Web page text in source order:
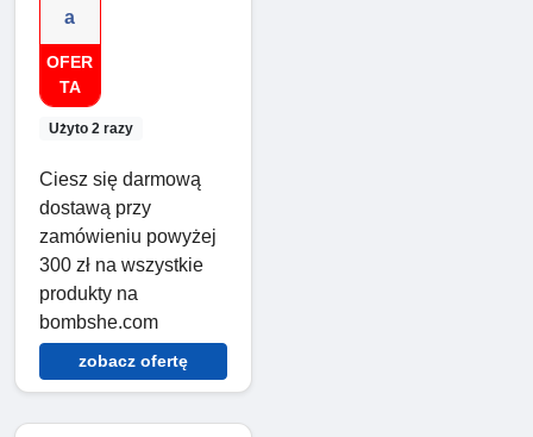
a
OFER
TA
Użyto 2 razy
Ciesz się darmową
dostawą przy
zamówieniu powyżej
300 zł na wszystkie
produkty na
bombshe.com
zobacz ofertę